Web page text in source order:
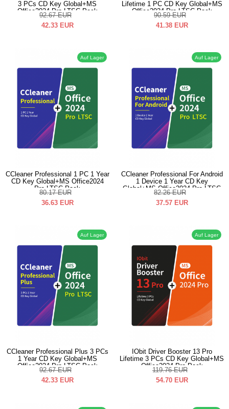
3 PCs CD Key Global+MS
Office2024 Pro LTSC Pack
92.67 EUR
42.33 EUR
Lifetime 1 PC CD Key Global+MS
Office2024 Pro LTSC Pack
90.59 EUR
41.38 EUR
Auf Lager
CCleaner Professional 1 PC 1 Year
CD Key Global+MS Office2024
Pro LTSC Pack
80.17 EUR
36.63 EUR
Auf Lager
CCleaner Professional For Android
1 Device 1 Year CD Key
Global+MS Office2024 Pro LTSC
Pack
82.26 EUR
37.57 EUR
Auf Lager
CCleaner Professional Plus 3 PCs
1 Year CD Key Global+MS
Office2024 Pro LTSC Pack
92.67 EUR
42.33 EUR
Auf Lager
IObit Driver Booster 13 Pro
Lifetime 3 PCs CD Key Global+MS
Office2024 Pro Pack
119.76 EUR
54.70 EUR